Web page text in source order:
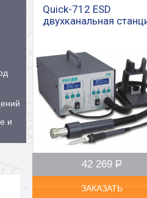
и
Quick-712 ESD
двухканальная
42 269 Р
–
ЗАКАЗАТЬ